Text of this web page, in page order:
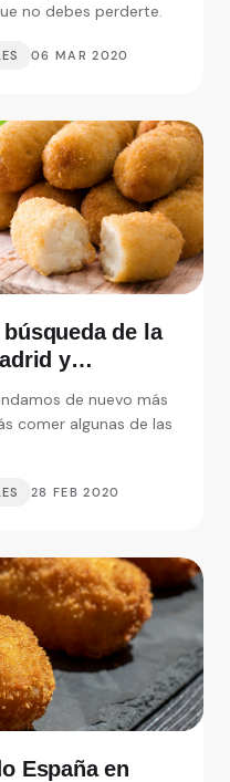
no debes perderte.
06 MAR 2020
de la
y
de nuevo más
comer algunas de las
28 FEB 2020
España en